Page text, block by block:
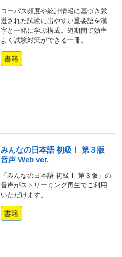
コーパス頻度や統計情報に基づき厳
選された試験に出やすい重要語を漢
字と一緒に学ぶ構成。短期間で効率
よく試験対策ができる一冊。
書籍
みんなの日本語 初級Ⅰ 第３版
音声 Web ver.
「みんなの日本語 初級Ⅰ 第３版」の
音声がストリーミング再生でご利用
いただけます。
書籍